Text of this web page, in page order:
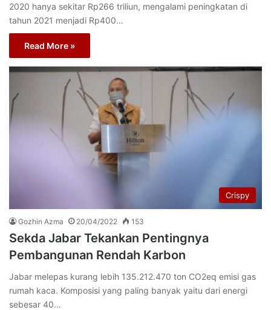
2020 hanya sekitar Rp266 triliun, mengalami peningkatan di
tahun 2021 menjadi Rp400…
Read More »
Crispy
Gozhin Azma 20/04/2022 153
Sekda Jabar Tekankan Pentingnya
Pembangunan Rendah Karbon
Jabar melepas kurang lebih 135.212.470 ton CO2eq emisi gas
rumah kaca. Komposisi yang paling banyak yaitu dari energi
sebesar 40…